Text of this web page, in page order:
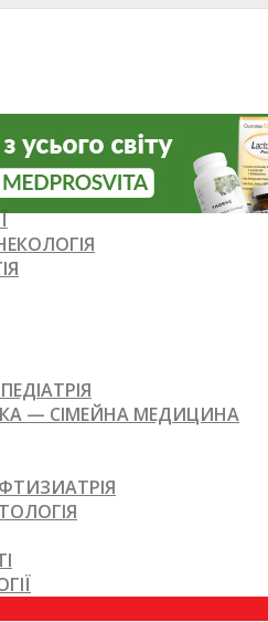
— СІМЕЙНА МЕДИЦИНА